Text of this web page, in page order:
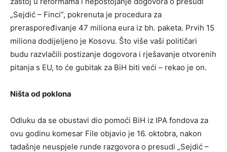
„Sejdić – Finci”, pokrenuta je procedura za
preraspoređivanje 47 miliona eura iz bh. paketa. Prvih 15
miliona dodijeljeno je Kosovu. Što više vaši političari
budu razvlačili postizanje dogovora i rješavanje otvorenih
pitanja s EU, to će gubitak za BiH biti veći – rekao je on.
Ništa od poklona
Odluku da se obustavi dio pomoći BiH iz IPA fondova za
ovu godinu komesar File objavio je 16. oktobra, nakon
tadašnje neuspjele runde razgovora o presudi „Sejdić –